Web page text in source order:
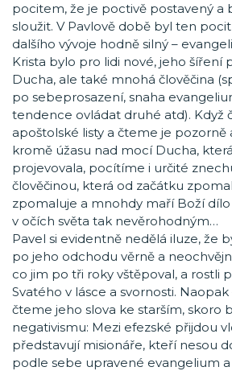
pocitem, že je poctivě postavený a
sloužit. V Pavlově době byl ten
dalšího vývoje hodně silný –
Krista bylo pro lidi nové, jeho šíření
Ducha, ale také mnohá člověčina
po sebeprosazení, snaha
tendence ovládat druhé atd). Když
apoštolské listy a čteme je pozorně
kromě úžasu nad mocí Ducha,
projevovala, pocítíme i určité
člověčinou, která od začátku
zpomaluje a mnohdy maří Boží
v očích světa tak nevěrohodným…
Pavel si evidentně nedělá iluze, že
po jeho odchodu věrně a
co jim po tři roky vštěpoval, a rostli
Svatého v lásce a svornosti. Naopak
čteme jeho slova ke starším, skoro
negativismu: Mezi efezské přijdou
představují misionáře, kteří nesou
podle sebe upravené evangelium